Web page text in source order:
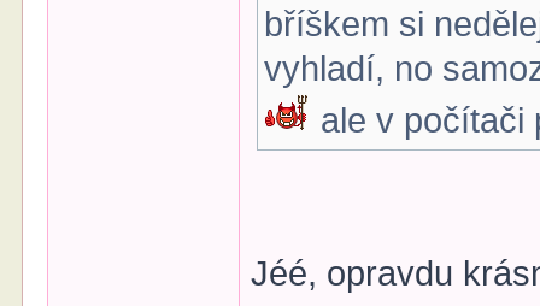
bříškem si
vyhladí, no
ale v počítači
Jéé, opravdu